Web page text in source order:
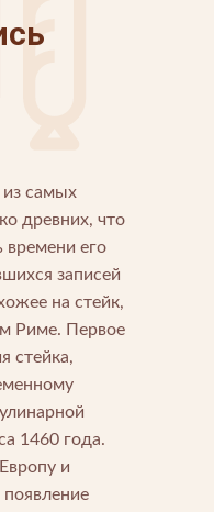
из самых
древних, что
времени его
записей
на стейк,
Риме. Первое
стейка,
1460 года.
и
и предложений
самое важное